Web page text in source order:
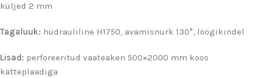
küljed 2 mm
Tagaluuk: hüdrauliline H1750, avamisnurk 130°, löögikindel
Lisad: perforeeritud vaateaken 500×2000 mm koos
katteplaadiga